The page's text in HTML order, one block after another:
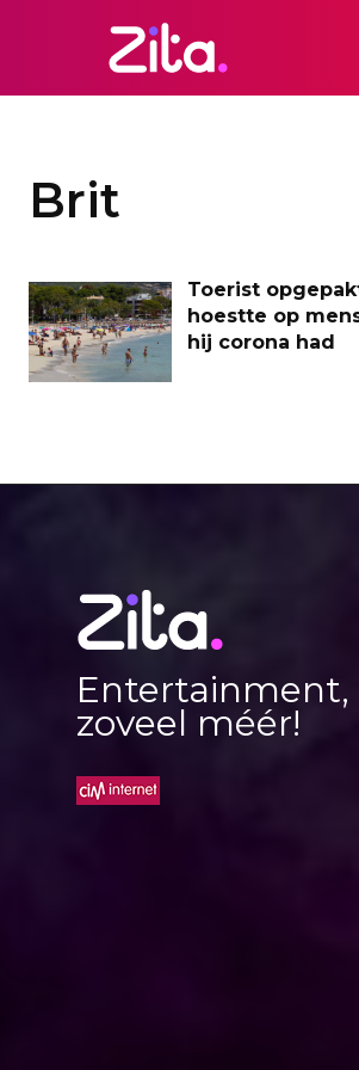
Brit
Toerist
hoestte op
hij corona had
Entertainment,
zoveel méér!